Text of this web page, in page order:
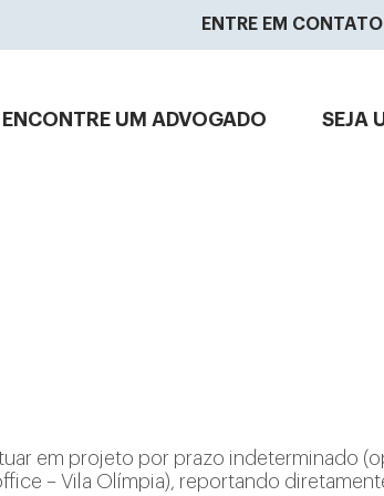
ENTRE EM CONTATO
ENCONTRE UM ADVOGADO
SEJA
em projeto por prazo indeterminado
– Vila Olímpia), reportando